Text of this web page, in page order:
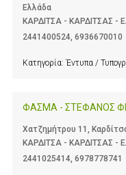
Ελλάδα
ΚΑΡΔΙΤΣΑ - ΚΑΡΔΙΤΣΑΣ -
2441400524, 6936670010
Κατηγορία: Έντυπα /
ΦΑΣΜΑ - ΣΤΕΦΑΝΟΣ
Χατζημήτρου 11,
ΚΑΡΔΙΤΣΑ - ΚΑΡΔΙΤΣΑΣ -
2441025414, 6978778741